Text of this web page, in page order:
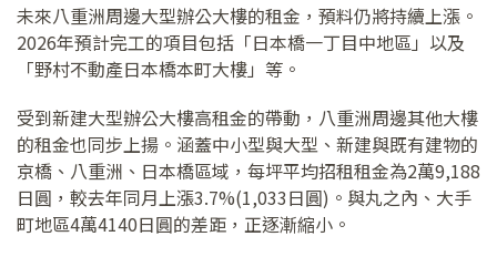
未來八重洲周邊大型辦公大樓的租金，預料仍將持續上漲。
2026年預計完工的項目包括「日本橋一丁目中地區」以及
「野村不動產日本橋本町大樓」等。
受到新建大型辦公大樓高租金的帶動，八重洲周邊其他大樓
的租金也同步上揚。涵蓋中小型與大型、新建與既有建物的
京橋、八重洲、日本橋區域，每坪平均招租租金為2萬9,188
日圓，較去年同月上漲3.7%(1,033日圓)。與丸之內、大手
町地區4萬4140日圓的差距，正逐漸縮小。